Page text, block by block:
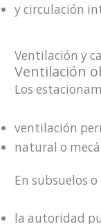
y circulación
Ventilación y
Ventilación
Los
ventilación
natural o
En subsuelos
la autoridad